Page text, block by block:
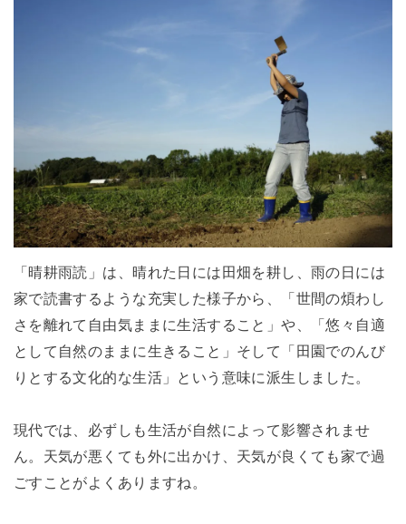
「晴耕雨読」は、晴れた日には田畑を耕し、雨の日には
家で読書するような充実した様子から、「世間の煩わし
さを離れて自由気ままに生活すること」や、「悠々自適
として自然のままに生きること」そして「田園でのんび
りとする文化的な生活」という意味に派生しました。
現代では、必ずしも生活が自然によって影響されませ
ん。天気が悪くても外に出かけ、天気が良くても家で過
ごすことがよくありますね。